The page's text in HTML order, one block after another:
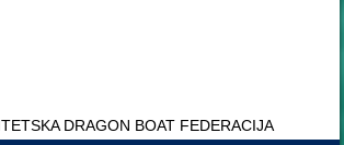
DRAGON BOAT FEDERACIJA